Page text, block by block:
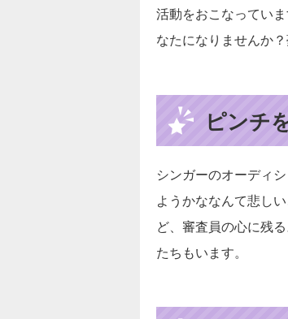
活動をおこなってい
なたになりませんか
ピンチ
シンガーのオーディ
ようかななんて悲し
ど、審査員の心に残
たちもいます。